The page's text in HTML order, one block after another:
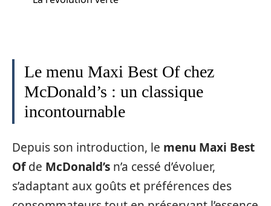
Le menu Maxi Best Of chez
McDonald’s : un classique
incontournable
Depuis son introduction, le menu Maxi Best
Ofde McDonald’s n’a cessé d’évoluer,
s’adaptant aux goûts et préférences des